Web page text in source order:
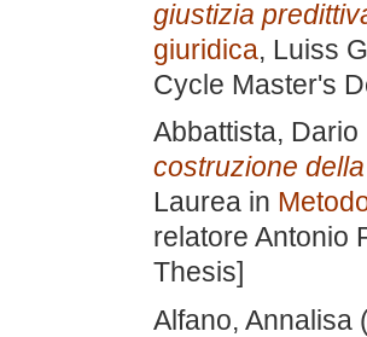
giustizia
giuridica, Luiss
Cycle Master's
Abbattista, Dario
costruzione
Laurea in
relatore Antonio
Thesis]
Alfano, Annalisa